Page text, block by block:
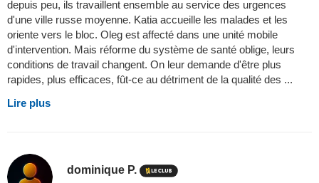
depuis peu, ils travaillent ensemble au service des urgences
d'une ville russe moyenne. Katia accueille les malades et les
oriente vers le bloc. Oleg est affecté dans une unité mobile
d'intervention. Mais réforme du système de santé oblige, leurs
conditions de travail changent. On leur demande d'être plus
rapides, plus efficaces, fût-ce au détriment de la qualité des ...
Lire plus
dominique P.